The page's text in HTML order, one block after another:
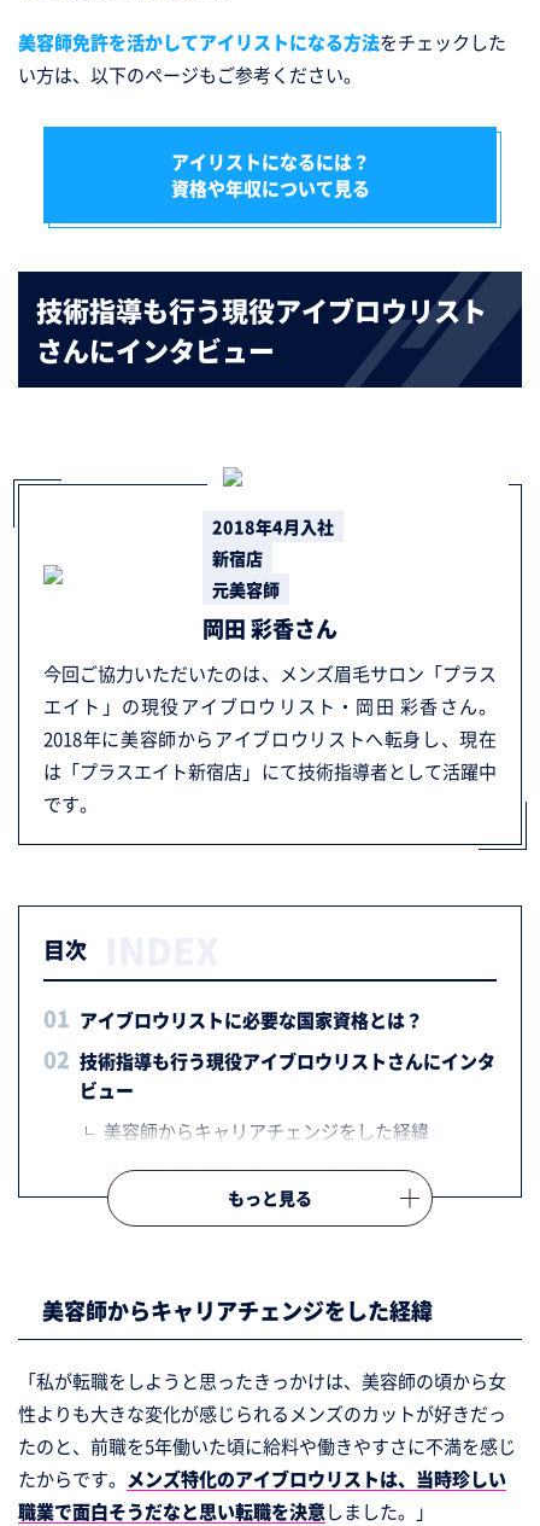
美容師免許を活かしてアイリストになる方法をチェックした
い方は、以下のページもご参考ください。
アイリストになるには？
資格や年収について見る
技術指導も行う現役アイブロウリスト
さんにインタビュー
2018年4月入社
新宿店
元美容師
岡田 彩香さん
今回ご協力いただいたのは、メンズ眉毛サロン「プラス
エイト」の現役アイブロウリスト・岡田 彩香さん。
2018年に美容師からアイブロウリストへ転身し、現在
は「プラスエイト新宿店」にて技術指導者として活躍中
です。
目次
アイブロウリストに必要な国家資格とは？
技術指導も行う現役アイブロウリストさんにインタ
ビュー
美容師からキャリアチェンジをした経緯
美容師とアイブロウリストの研修の違い
プラスエイトではどんな研修を行うの？
技術向上に力を入れる「プラスエイト」の施術
の魅力
「プラスエイトで働いてみたい！」という方
へ、彩香さんからメッセージ
メンズ眉を極めてく！「アイリスト辞めたい」
からの中途転職
美容師からキャリアチェンジをした経緯
「私が転職をしようと思ったきっかけは、美容師の頃から女
性よりも大きな変化が感じられるメンズのカットが好きだっ
たのと、前職を5年働いた頃に給料や働きやすさに不満を感じ
たからです。 メンズ特化のアイブロウリストは、当時珍しい
職業で面白そうだなと思い転職を決意しました。」